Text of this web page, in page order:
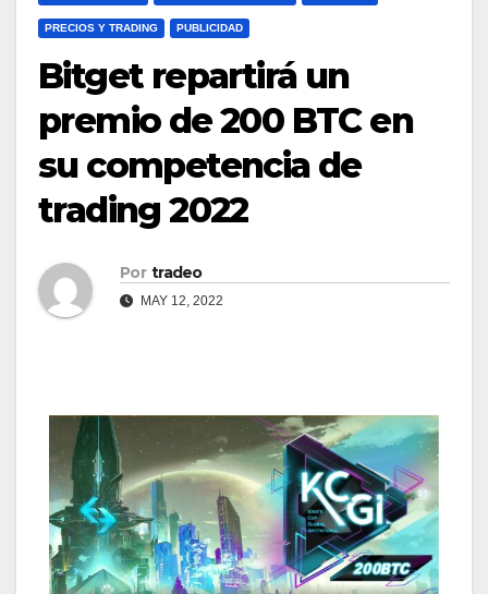
PRECIOS Y TRADING PUBLICIDAD
Bitget repartirá un
premio de 200 BTC en
su competencia de
trading 2022
Por tradeo
MAY 12, 2022